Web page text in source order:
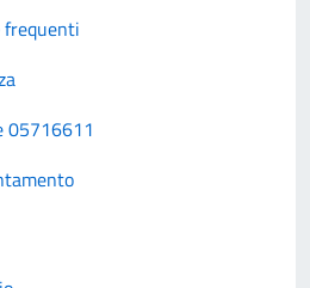
frequenti
05716611